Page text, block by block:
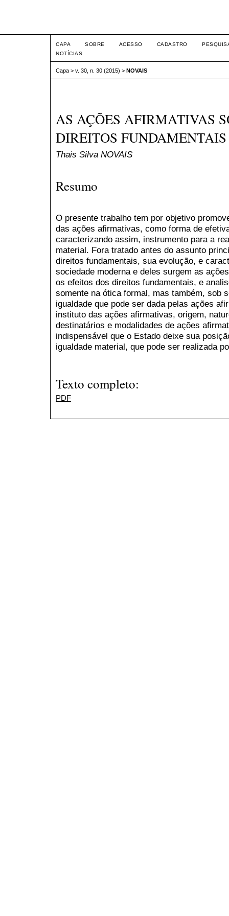
CAPA SOBRE ACESSO CADASTRO
NOTÍCIAS
Capa > v. 30, n. 30 (2015) > NOVAIS
AS AÇÕES AFIRMATIVAS
DIREITOS FUNDAMENTAIS
Thais Silva NOVAIS
Resumo
O presente trabalho tem por objetivo
das ações afirmativas, como forma de
caracterizando assim, instrumento para a
material. Fora tratado antes do assunto
direitos fundamentais, sua evolução, e
sociedade moderna e deles surgem as
os efeitos dos direitos fundamentais, e
somente na ótica formal, mas também, sob
igualdade que pode ser dada pelas ações
instituto das ações afirmativas, origem,
destinatários e modalidades de ações
indispensável que o Estado deixe sua
igualdade material, que pode ser realizada
Texto completo:
PDF